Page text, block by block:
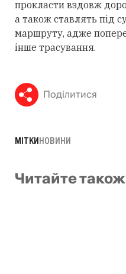
прокласти вздовж
а також ставлять під
маршруту, адже
інше трасування.
Поділитися
МІТКИНОВИНИ
Читайте також